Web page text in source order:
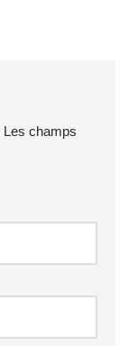
Les champs